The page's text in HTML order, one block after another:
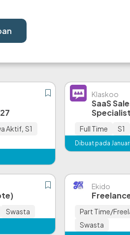
Aktif, S1
Klaskoo
SaaS
Specialist
Full Time S1
Dibuat pada
Swasta
Ekido
Part Time/
Swasta